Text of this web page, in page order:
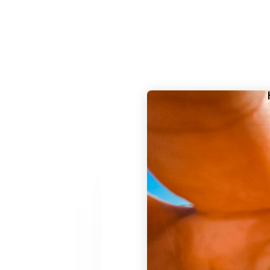
BIESZCZADY 2024
PAŹDZIERNIK
2023
10
SŁOŃCA